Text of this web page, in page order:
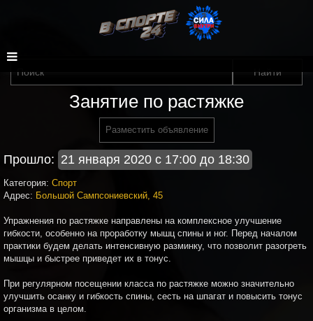
Занятие по растяжке
Разместить объявление
Прошло: 21 января 2020 с 17:00 до 18:30
Категория: Спорт
Адрес: Большой Сампсониевский, 45
Упражнения по растяжке направлены на комплексное улучшение
гибкости, особенно на проработку мышц спины и ног. Перед началом
практики будем делать интенсивную разминку, что позволит разогреть
мышцы и быстрее приведет их в тонус.
При регулярном посещении класса по растяжке можно значительно
улучшить осанку и гибкость спины, сесть на шпагат и повысить тонус
организма в целом.